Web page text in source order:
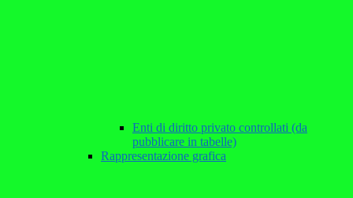
Enti di diritto privato controllati (da
pubblicare in tabelle)
Rappresentazione grafica